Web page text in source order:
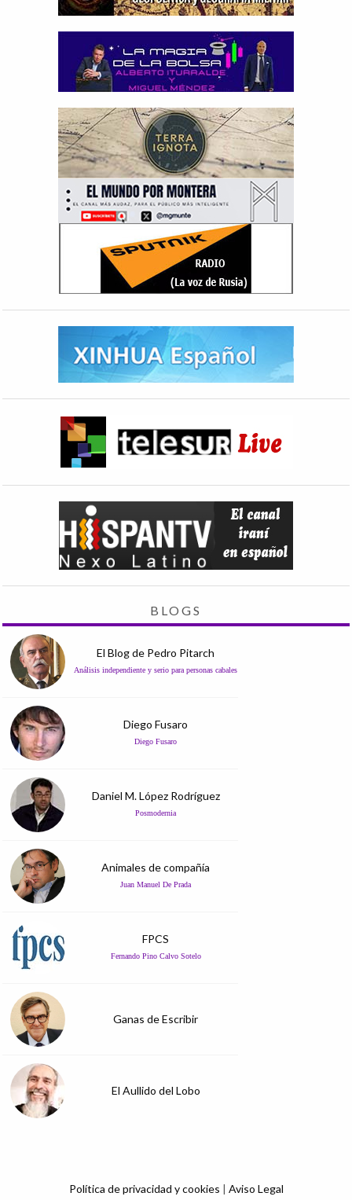
BLOGS
El Blog de Pedro Pitarch
Análisis independiente y serio para personas cabales
Diego Fusaro
Diego Fusaro
Daniel M. López Rodríguez
Posmodernia
Animales de compañía
Juan Manuel De Prada
FPCS
Fernando Pino Calvo Sotelo
Ganas de Escribir
El Aullido del Lobo
Política de privacidad y cookies | Aviso Legal